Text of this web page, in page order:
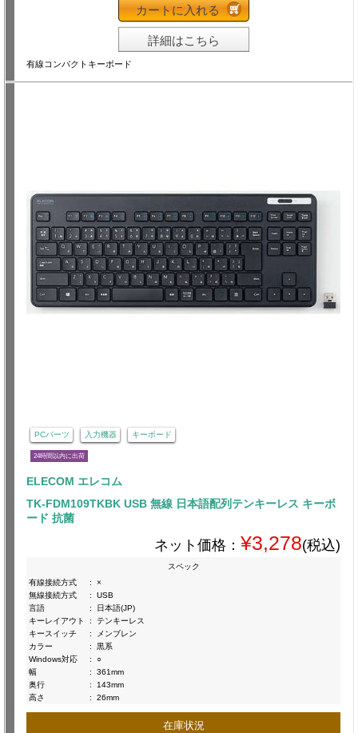
カートに入れる
詳細はこちら
有線コンパクトキーボード
PCパーツ 入力機器 キーボード
24時間以内に出荷
ELECOM エレコム
TK-FDM109TKBK USB 無線 日本語配列テンキーレス キーボ
ード 抗菌
ネット価格： ¥3,278(税込)
スペック
有線接続方式
:
×
無線接続方式
:
USB
言語
:
日本語(JP)
キーレイアウト
:
テンキーレス
キースイッチ
:
メンブレン
カラー
:
黒系
Windows対応
:
○
幅
:
361mm
奥行
:
143mm
高さ
: 26mm
在庫状況